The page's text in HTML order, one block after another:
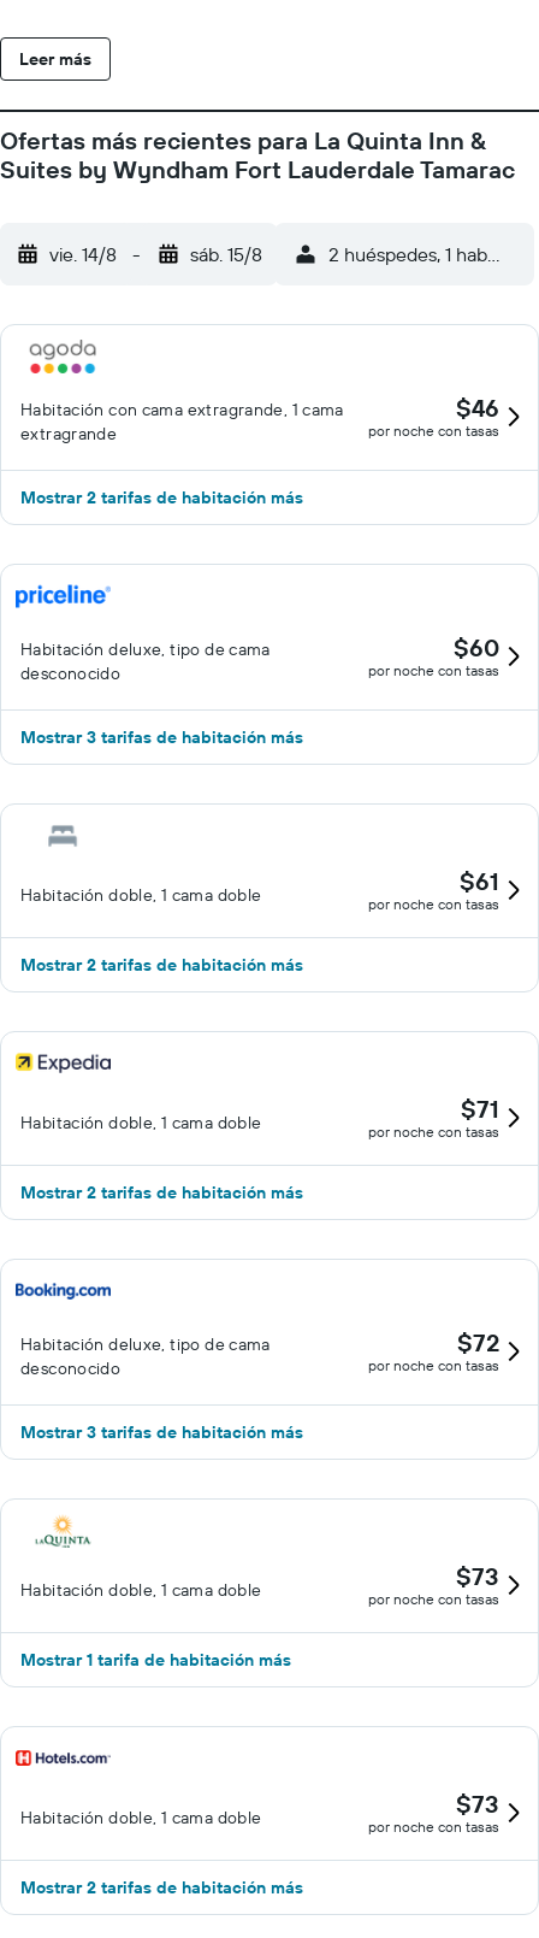
de alta calidad. Se ofrece una televisión de pantalla plana con
canales por cable de suscripción. Se ofrece frigorífico y
combinadas y artículos de higiene personal gratuitos. Los
huéspedes pueden navegar por la web gracias a nuestro
acceso a Internet wifi gratis. Los servicios para las personas de
locales gratuitas (pueden existir restricciones). Las habitaciones
servicios de ocio y esparcimiento en este hotel incluyen una
piscina al aire libre.
Leer más
Ofertas más recientes para La Quinta Inn &
Suites by Wyndham Fort Lauderdale Tamarac
vie. 14/8 - sáb. 15/8 2 huéspedes, 1
Habitación con cama extragrande, 1 cama
extragrande
$46
por noche con tasas
Mostrar 2 tarifas de habitación más
Habitación deluxe, tipo de cama
desconocido
$60
por noche con tasas
Mostrar 3 tarifas de habitación más
Habitación doble, 1 cama doble $61
por noche con tasas
Mostrar 2 tarifas de habitación más
Habitación doble, 1 cama doble $71
por noche con tasas
Mostrar 2 tarifas de habitación más
Habitación deluxe, tipo de cama
desconocido
$72
por noche con tasas
Mostrar 3 tarifas de habitación más
Habitación doble, 1 cama doble $73
por noche con tasas
Mostrar 1 tarifa de habitación más
Habitación doble, 1 cama doble $73
por noche con tasas
Mostrar 2 tarifas de habitación más